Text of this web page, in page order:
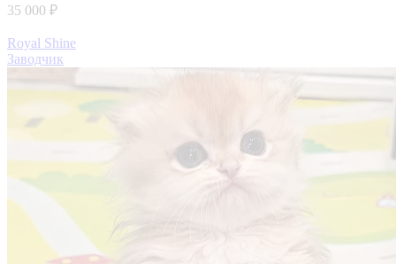
35 000 ₽
Royal Shine
Заводчик